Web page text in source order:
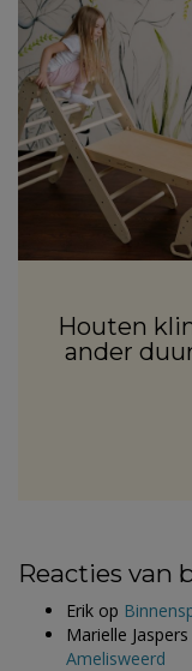
Houten
ander
Reacties van
Erik op
Marielle Jaspers
Amelisweerd